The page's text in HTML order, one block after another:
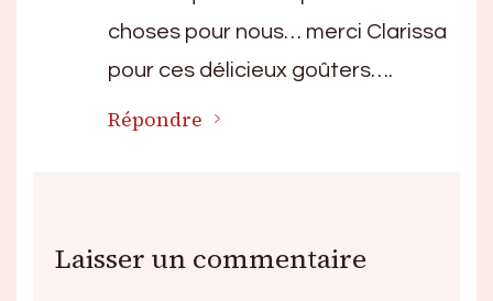
choses pour nous… merci Clarissa
pour ces délicieux goûters….
Répondre
Laisser un commentaire